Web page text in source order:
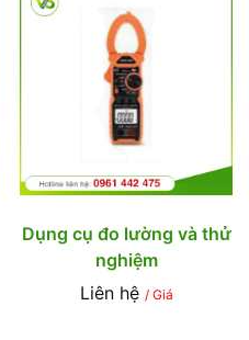
Dụng cụ đo lường và thử
nghiệm
Liên hệ / Giá